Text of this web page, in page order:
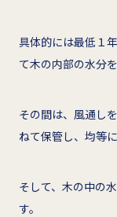
具体的には最低１
て木の内部の水分
その間は、風通し
ねて保管し、均等
そして、木の中の
す。